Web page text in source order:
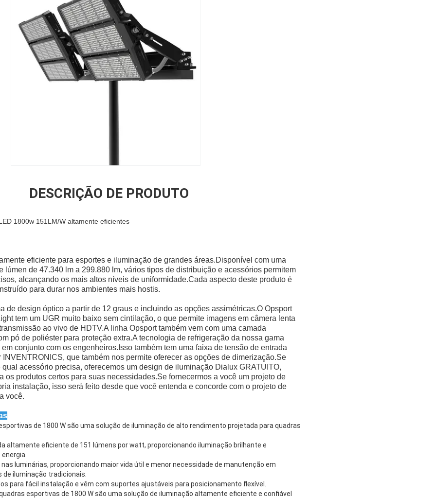
DESCRIÇÃO DE PRODUTO
1800w 151LM/W altamente eficientes
eficiente para esportes e iluminação de grandes áreas.Disponível com uma
lúmen de 47.340 lm a 299.880 lm, vários tipos de distribuição e acessórios permitem
alcançando os mais altos níveis de uniformidade.Cada aspecto deste produto é
para durar nos ambientes mais hostis.
de design óptico a partir de 12 graus e incluindo as opções assimétricas.O Opsport
tem um UGR muito baixo sem cintilação, o que permite imagens em câmera lenta
ao vivo de HDTV.A linha Opsport também vem com uma camada
pó de poliéster para proteção extra.A tecnologia de refrigeração da nossa gama
conjunto com os engenheiros.Isso também tem uma faixa de tensão de entrada
INVENTRONICS, que também nos permite oferecer as opções de dimerização.Se
acessório precisa, oferecemos um design de iluminação Dialux GRATUITO,
os produtos certos para suas necessidades.Se fornecermos a você um projeto de
instalação, isso será feito desde que você entenda e concorde com o projeto de
você.
de 1800 W são uma solução de iluminação de alto rendimento projetada para quadras
altamente eficiente de 151 lúmens por watt, proporcionando iluminação brilhante e
nas luminárias, proporcionando maior vida útil e menor necessidade de manutenção em
iluminação tradicionais.
para fácil instalação e vêm com suportes ajustáveis ​​para posicionamento flexível.
quadras esportivas de 1800 W são uma solução de iluminação altamente eficiente e confiável